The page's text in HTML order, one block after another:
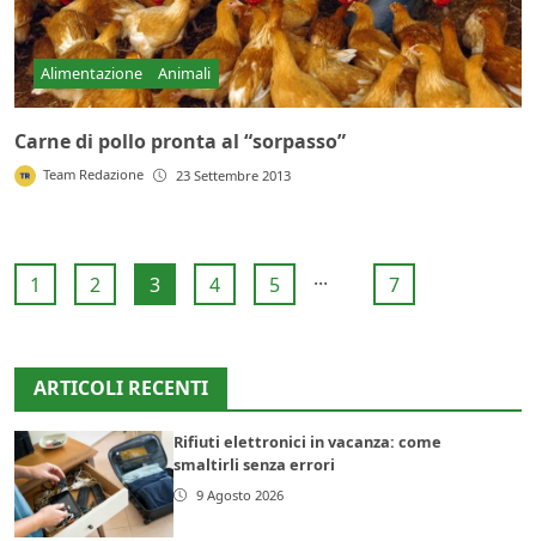
Alimentazione Animali
Carne di pollo pronta al “sorpasso”
Team Redazione 23 Settembre 2013
1 2 3 4 5 ... 7
ARTICOLI RECENTI
Rifiuti elettronici in vacanza: come
smaltirli senza errori
9 Agosto 2026